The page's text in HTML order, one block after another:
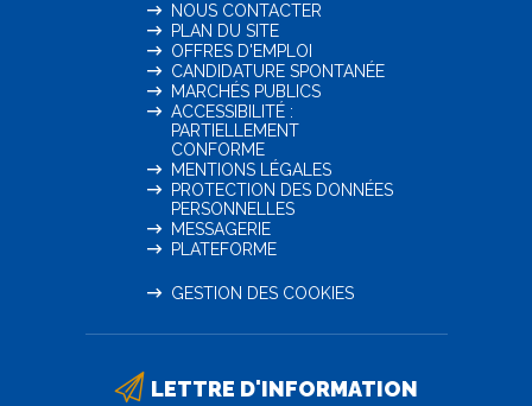
NOUS CONTACTER
PLAN DU SITE
OFFRES D'EMPLOI
CANDIDATURE SPONTANÉE
MARCHÉS PUBLICS
ACCESSIBILITÉ :
PARTIELLEMENT
CONFORME
MENTIONS LÉGALES
PROTECTION DES DONNÉES
PERSONNELLES
MESSAGERIE
PLATEFORME
GESTION DES COOKIES
LETTRE D'INFORMATION